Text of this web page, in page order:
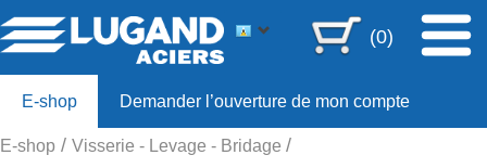
(0)
E-shop Demander l’ouverture de mon compte
Offre 80ans
E-shop
Visserie - Levage - Bridage